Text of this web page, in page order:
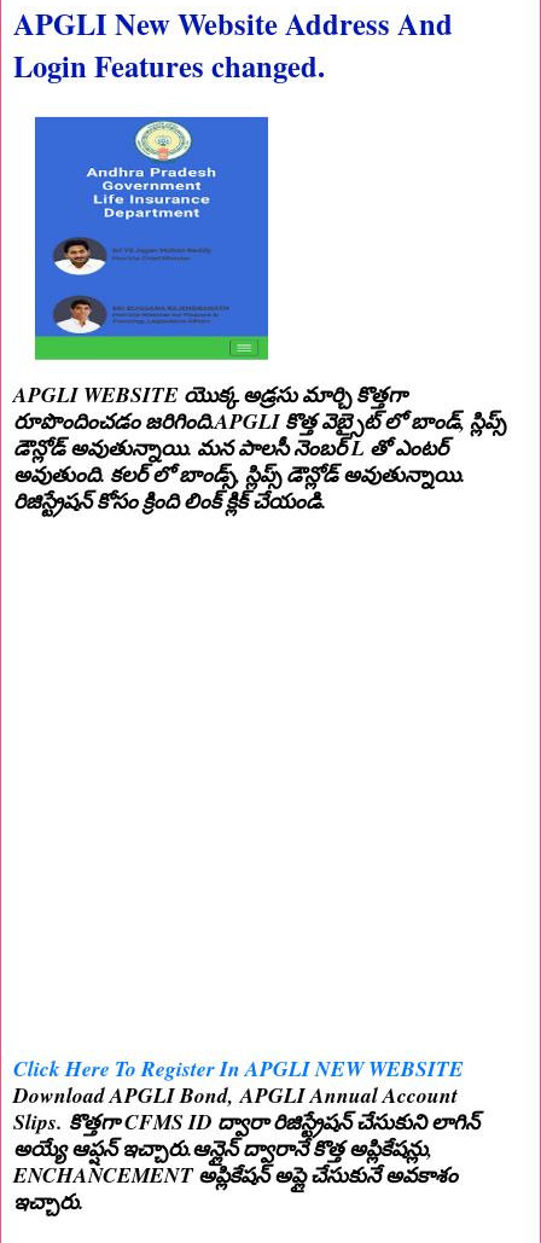
APGLI New Website Address And
Login Features changed.
APGLI WEBSITE యొక్క అడ్రసు మార్చి కొత్తగా
రూపొందించడం జరిగింది.APGLI కొత్త వెబ్సైట్ లో బాండ్, స్లిప్స్
డౌన్లోడ్ అవుతున్నాయి. మన పాలసీ నెంబర్ L తో ఎంటర్
అవుతుంది. కలర్ లో బాండ్స్, స్లిప్స్ డౌన్లోడ్ అవుతున్నాయి.
రిజిస్ట్రేషన్ కోసం క్రింది లింక్ క్లిక్ చేయండి.
Click Here To Register In APGLI NEW WEBSITE
Download APGLI Bond, APGLI Annual Account
Slips. కొత్తగా CFMS ID ద్వారా రిజిస్ట్రేషన్ చేసుకుని లాగిన్
అయ్యే ఆప్షన్ ఇచ్చారు.ఆన్లైన్ ద్వారానే కొత్త అప్లికేషన్లు,
ENCHANCEMENT అప్లికేషన్ అప్లై చేసుకునే అవకాశం
ఇచ్చారు.